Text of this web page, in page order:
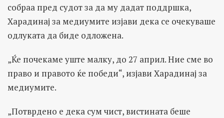
собраа пред судот за да му дадат поддршка,
Харадинај за медиумите изјави дека се очекуваше
одлуката да биде одложена.
„Ќе почекаме уште малку, до 27 април. Ние сме во
право и правото ќе победи“, изјави Харадинај за
медиумите.
„Потврдено е дека сум чист, вистината беше